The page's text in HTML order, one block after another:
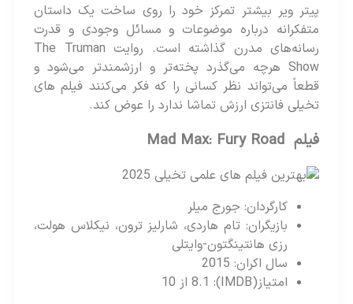
پیتر ویر بیشتر تمرکز خود را روی ساخت یک داستان
متفکرانه درباره موضوعات و مسائل وجودی و قدرت
رسانه‌های مدرن گذاشته است. روایت The Truman
Show هرچه می‌گذرد پخته‌تر و ارزشمندتر می‌شود و
قطعاً می‌تواند نظر کسانی را که فکر می‌کنند فیلم های
تخیلی فانتزی ارزش تماشا ندارد را عوض کند.
فیلم Mad Max: Fury Road
کارگردان: جورج میلر
بازیگران: تام هاردی، شارلیز ترون، نیکلاس هولت،
رزی هانتینگتون-وایتلی
سال اکران: 2015
امتیاز(IMDB): 8.1 از 10